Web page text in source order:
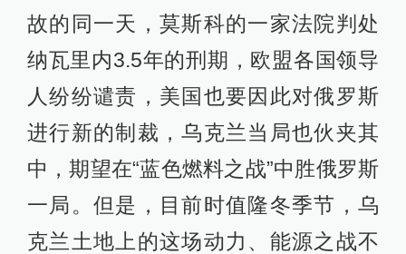
故的同一天，莫斯科的一家法院判处
纳瓦里内3.5年的刑期，欧盟各国领导
人纷纷谴责，美国也要因此对俄罗斯
进行新的制裁，乌克兰当局也伙夹其
中，期望在“蓝色燃料之战”中胜俄罗斯
一局。但是，目前时值隆冬季节，乌
克兰土地上的这场动力、能源之战不